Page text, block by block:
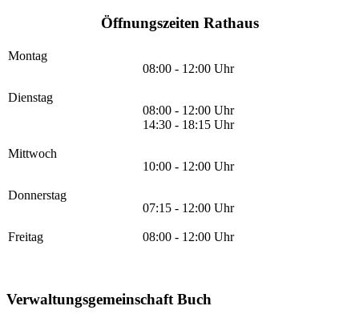
Öffnungszeiten Rathaus
Montag
08:00 - 12:00 Uhr
Dienstag
08:00 - 12:00 Uhr
14:30 - 18:15 Uhr
Mittwoch
10:00 - 12:00 Uhr
Donnerstag
07:15 - 12:00 Uhr
Freitag 08:00 - 12:00 Uhr
Verwaltungsgemeinschaft Buch